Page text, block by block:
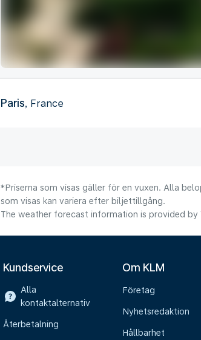
Paris, France
*Priserna som visas gäller för en vuxen. Alla
som visas kan variera efter biljettillgång.
The weather forecast information is provided
Kundservice
Alla
kontaktalternativ
Återbetalning
Om KLM
Företag
Nyhetsredaktion
Hållbarhet